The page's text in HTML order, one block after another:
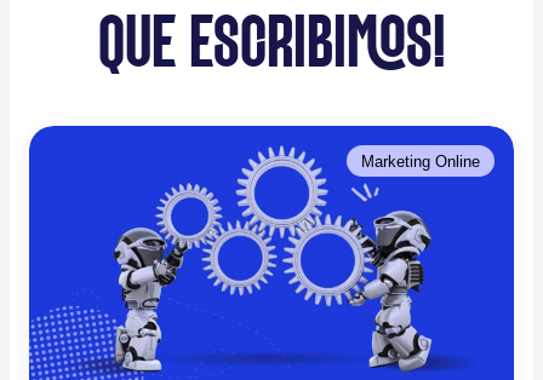
QUE ESCRIBIMOS!
Marketing Online